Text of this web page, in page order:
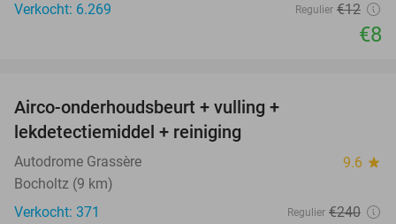
Verkocht: 6.269
Regulier €12
€8
Airco-onderhoudsbeurt + vulling +
lekdetectiemiddel + reiniging
Autodrome Grassère 9.6 star
Bocholtz (9 km)
Verkocht: 371
Regulier €240